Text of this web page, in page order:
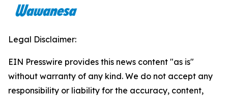
Legal Disclaimer:
EIN Presswire provides this news content "as is"
without warranty of any kind. We do not accept any
responsibility or liability for the accuracy, content,